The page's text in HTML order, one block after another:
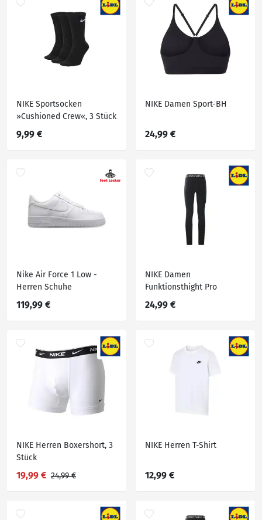
NIKE Sportsocken
»Cushioned Crew«, 3 Stück
9,99 €
NIKE Damen Sport-BH
24,99 €
Nike Air Force 1 Low -
Herren Schuhe
119,99 €
NIKE Damen
Funktionsthight Pro
24,99 €
NIKE Herren Boxershort, 3
Stück
19,99 € 24,99 €
NIKE Herren T-Shirt
12,99 €